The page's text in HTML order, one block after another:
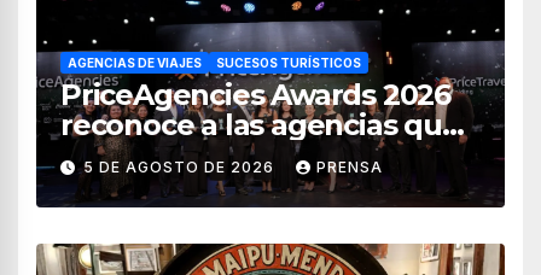
AGENCIAS DE VIAJES SUCESOS TURÍSTICOS
PriceAgencies Awards 2026
reconoce a las agencias que
impulsan el crecimiento del
turismo en México
5 DE AGOSTO DE 2026 PRENSA